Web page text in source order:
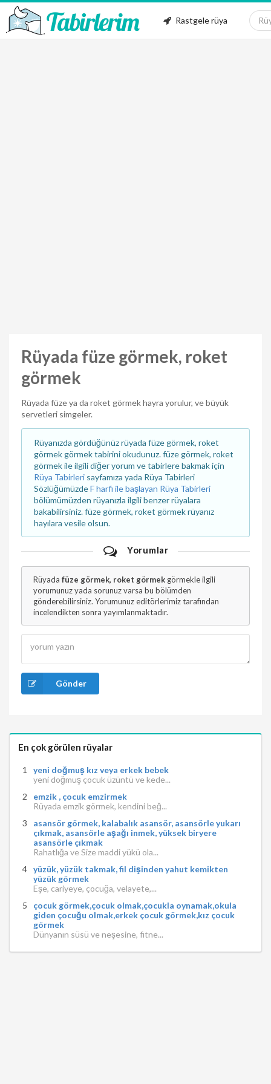
Rastgele rüya
Rüyada füze görmek, roket
görmek
Rüyada füze ya da roket görmek hayra yorulur, ve büyük
servetleri simgeler.
Rüyanızda gördüğünüz rüyada füze görmek, roket
görmek görmek tabirini okudunuz. füze görmek, roket
görmek ile ilgili diğer yorum ve tabirlere bakmak için
Rüya Tabirleri sayfamıza yada Rüya Tabirleri
SözlüğümüzdeF harfi ile başlayan Rüya Tabirleri
bölümümüzden rüyanızla ilgili benzer rüyalara
bakabilirsiniz. füze görmek, roket görmek rüyanız
hayılara vesile olsun.
Yorumlar
Rüyada füze görmek, roket görmekgörmekle ilgili
yorumunuz yada sorunuz varsa bu bölümden
gönderebilirsiniz. Yorumunuz editörlerimiz tarafından
incelendikten sonra yayımlanmaktadır.
Gönder
En çok görülen rüyalar
yeni doğmuş kız veya erkek bebek
yeni doğmuş çocuk üzüntü ve kede...
emzik , çocuk emzirmek
Rüyada emzik görmek, kendini beğ...
asansör görmek, kalabalık asansör, asansörle yukarı
çıkmak, asansörle aşağı inmek, yüksek biryere
asansörle çıkmak
Rahatlığa ve Size maddi yükü ola...
yüzük, yüzük takmak, fil dişinden yahut kemikten
yüzük görmek
Eşe, cariyeye, çocuğa, velayete,...
çocuk görmek,çocuk olmak,çocukla oynamak,okula
giden çocuğu olmak,erkek çocuk görmek,kız çocuk
görmek
Dünyanın süsü ve neşesine, fitne...